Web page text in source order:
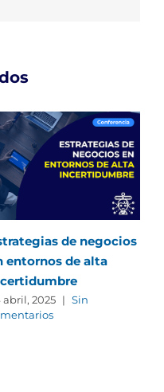
de negocios
entornos de alta
abril, 2025 | Sin